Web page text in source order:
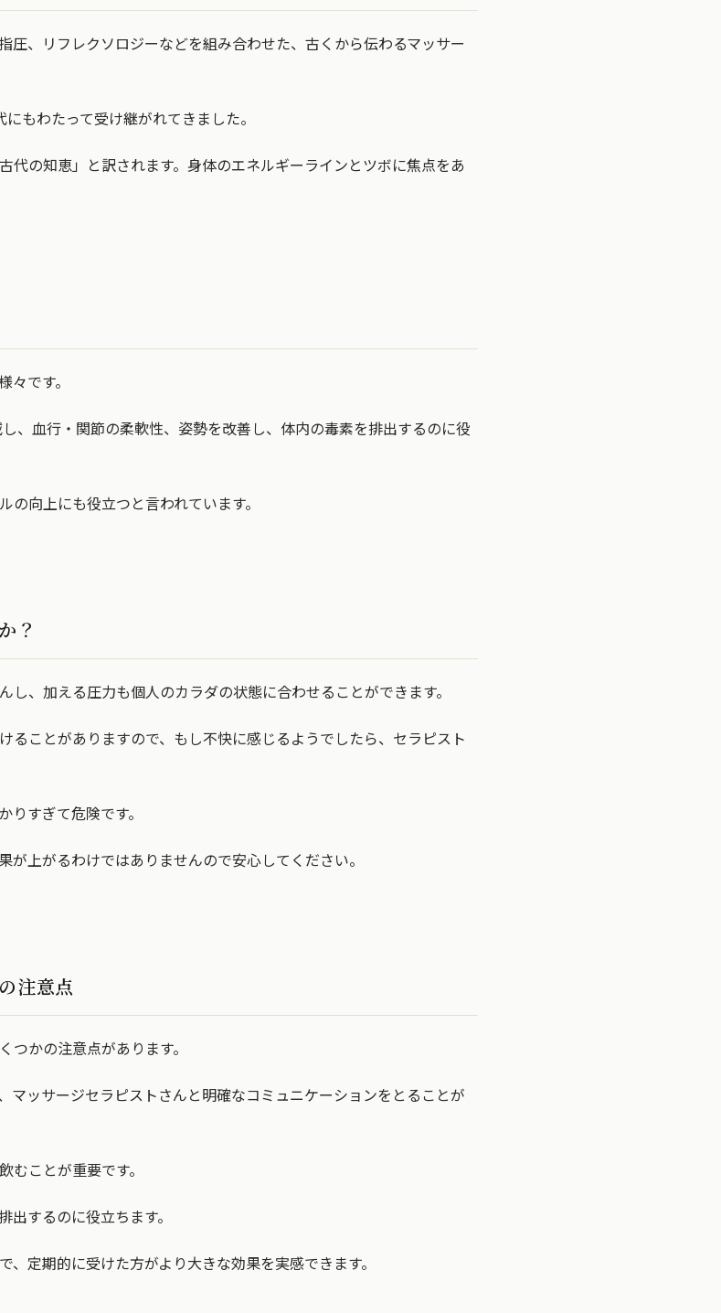
圧、リフレクソロジーなどを組み合わせた、古くから伝わるマッサー
もわたって受け継がれてきました。
代の知恵」と訳されます。身体のエネルギーラインとツボに焦点をあ
です。
、血行・関節の柔軟性、姿勢を改善し、体内の毒素を排出するのに役
向上にも役立つと言われています。
？
、加える圧力も個人のカラダの状態に合わせることができます。
ることがありますので、もし不快に感じるようでしたら、セラピスト
すぎて危険です。
が上がるわけではありませんので安心してください。
注意点
かの注意点があります。
マッサージセラピストさんと明確なコミュニケーションをとることが
ことが重要です。
するのに役立ちます。
定期的に受けた方がより大きな効果を実感できます。